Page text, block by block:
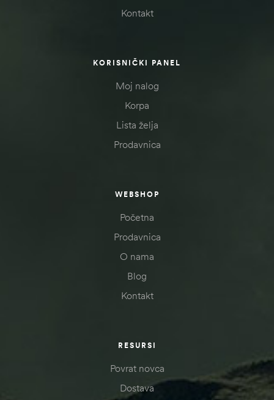
Kontakt
KORISNIČKI PANEL
Moj nalog
Korpa
Lista želja
Prodavnica
WEBSHOP
Početna
Prodavnica
O nama
Blog
Kontakt
RESURSI
Povrat novca
Dostava